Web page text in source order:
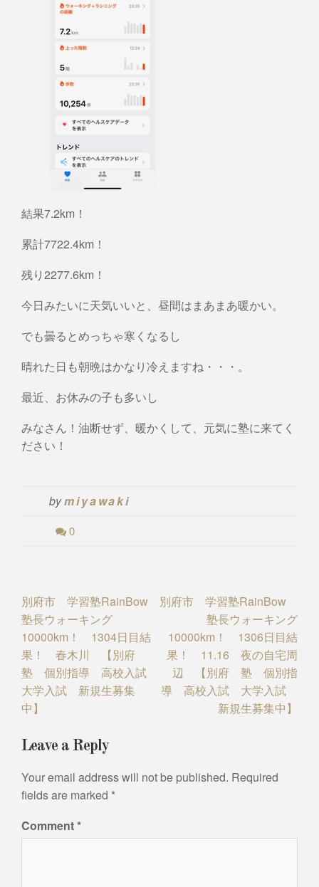
結果7.2km！
累計7722.4km！
残り2277.6km！
今日みたいに天気いいと、昼間はまあまあ暖かい。
でも曇るとめっちゃ寒くなるし
晴れた日も朝晩はかなり冷えますね・・・。
最近、お休みの子も多いし
みなさん！油断せず、暖かくして、元気に塾に来てく
ださい！
bymiyawaki
0
Post
navigation
別府市 学習塾RainBow
塾長ウォーキング
10000km！ 1304日目結
果！ 春木川 【別府
塾 個別指導 高校入試
大学入試 新規生募集
中】
別府市 学習塾RainBow
塾長ウォーキング
10000km！ 1306日目結
果！ 11.16 夜の自宅周
辺 【別府 塾 個別指
導 高校入試 大学入試
新規生募集中】
Leave a Reply
Your email address will not be published. Required
fields are marked *
Comment*